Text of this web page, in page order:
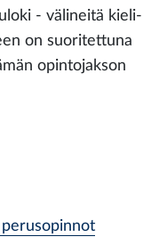
- välineitä kieli-
on suoritettuna
opintojakson